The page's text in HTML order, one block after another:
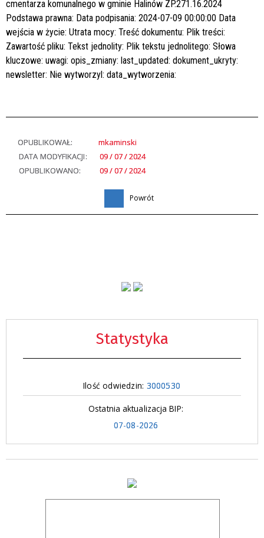
Statystyka
Ilość odwiedzin: 3000530
Ostatnia aktualizacja BIP:
07-08-2026
cmentarza komunalnego w gminie Halinów ZP.271.16.2024
Podstawa prawna: Data podpisania: 2024-07-09 00:00:00 Data
wejścia w życie: Utrata mocy: Treść dokumentu: Plik treści:
Zawartość pliku: Tekst jednolity: Plik tekstu jednolitego: Słowa
kluczowe: uwagi: opis_zmiany: last_updated: dokument_ukryty:
newsletter: Nie wytworzyl: data_wytworzenia:
OPUBLIKOWAŁ:
mkaminski
DATA MODYFIKACJI:
09 / 07 / 2024
OPUBLIKOWANO:
09 / 07 / 2024
Powrót